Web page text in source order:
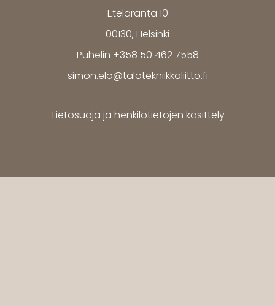
Eteläranta 10
00130, Helsinki
Puhelin +358 50 462 7558
simon.elo@talotekniikkaliitto.fi
Tietosuoja ja henkilötietojen käsittely